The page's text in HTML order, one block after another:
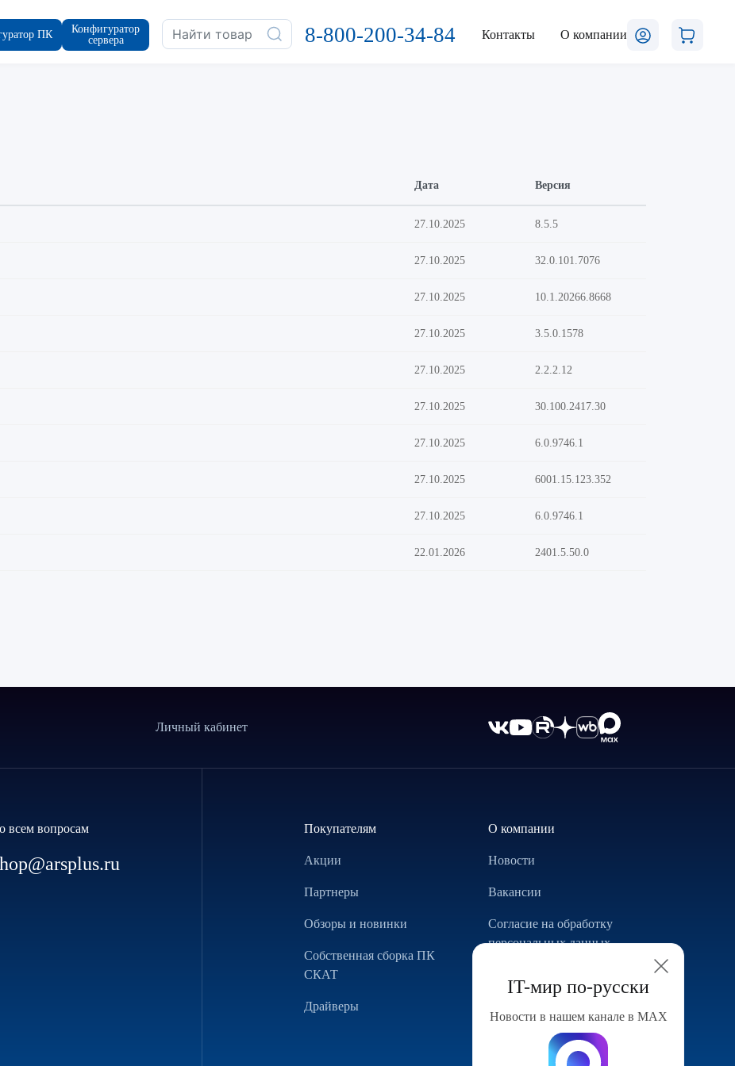
ПК
Конфигуратор
сервера
8-800-200-34-84 Контакты О компании
Дата Версия
27.10.2025 8.5.5
27.10.2025 32.0.101.7076
27.10.2025 10.1.20266.8668
27.10.2025 3.5.0.1578
27.10.2025 2.2.2.12
27.10.2025 30.100.2417.30
27.10.2025 6.0.9746.1
27.10.2025 6001.15.123.352
27.10.2025 6.0.9746.1
22.01.2026 2401.5.50.0
IT-мир по-русски
Новости в нашем канале в МАХ
Личный кабинет
всем вопросам Покупателям
Акции
Партнеры
Обзоры и новинки
Собственная сборка ПК
СКАТ
Драйверы
О компании
Новости
Вакансии
Согласие на обработку
персональных данных
Конфигуратор компьютера